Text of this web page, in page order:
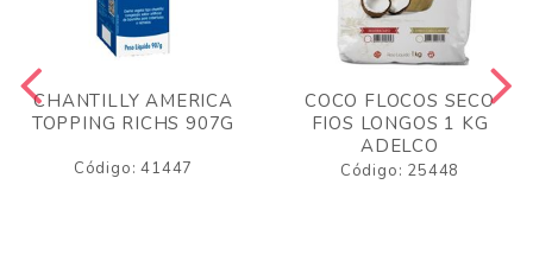
CHANTILLY AMERICA
TOPPING RICHS 907G
Código: 41447
COCO FLOCOS SECO
FIOS LONGOS 1 KG
ADELCO
Código: 25448